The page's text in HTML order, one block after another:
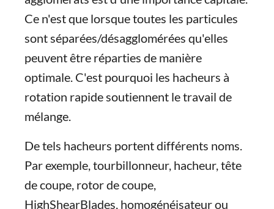
Ce n'est que lorsque toutes les particules
sont séparées/désagglomérées qu'elles
peuvent être réparties de manière
optimale. C'est pourquoi les hacheurs à
rotation rapide soutiennent le travail de
mélange.
De tels hacheurs portent différents noms.
Par exemple, tourbillonneur, hacheur, tête
de coupe, rotor de coupe,
HighShearBlades, homogénéisateur ou